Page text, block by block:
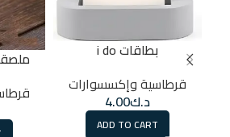
بطاقات i do
قرطاسية وإكسسوارات
د.ك4.00
ADD TO CART